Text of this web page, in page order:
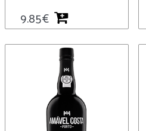
9.85€